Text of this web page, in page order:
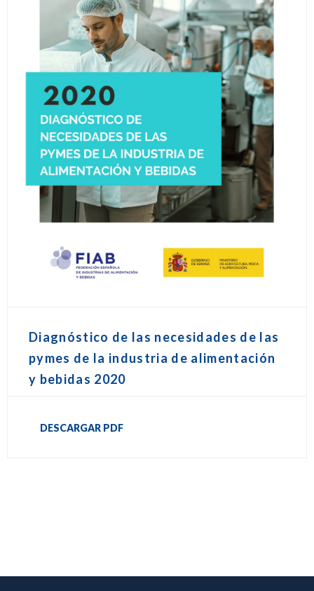
Diagnóstico de las necesidades de las
pymes de la industria de alimentación
y bebidas 2020
DESCARGAR PDF